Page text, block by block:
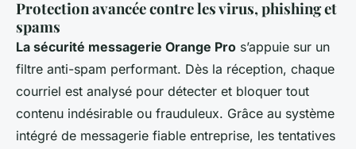
Protection avancée contre les virus, phishing et
spams
La sécurité messagerie Orange Pro s’appuie sur un
filtre anti-spam performant. Dès la réception, chaque
courriel est analysé pour détecter et bloquer tout
contenu indésirable ou frauduleux. Grâce au système
intégré de messagerie fiable entreprise, les tentatives